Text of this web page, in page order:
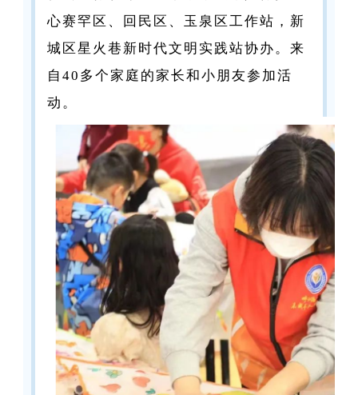
心赛罕区、回民区、玉泉区工作站，新
城区星火巷新时代文明实践站协办。来
自40多个家庭的家长和小朋友参加活
动。